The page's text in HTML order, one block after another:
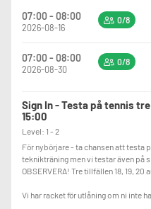
07:00 - 08:00
2026-08-16
0/8
07:00 - 08:00
2026-08-30
0/8
Sign In - Testa på tennis
15:00
Level: 1 - 2
För nybörjare - ta chansen att testa
teknikträning men vi testar även på
OBSERVERA! Tre tillfällen 18, 19, 20
Vi har racket för utlåning om ni inte